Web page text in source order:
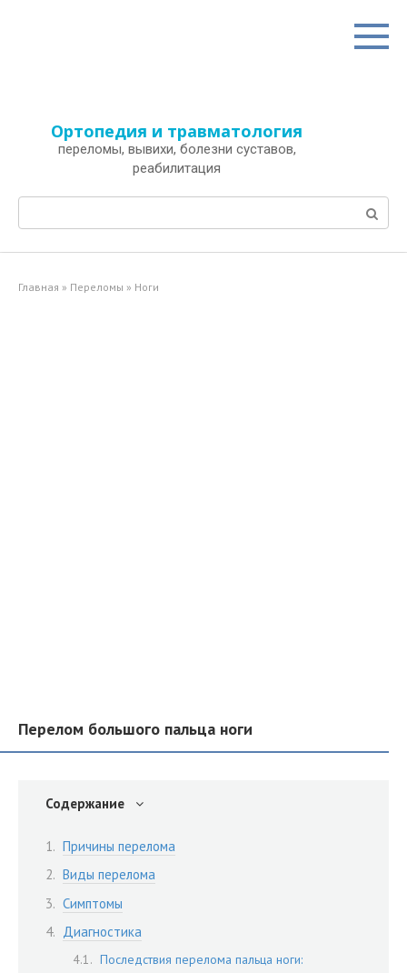
Ортопедия и травматология
переломы, вывихи, болезни суставов,
реабилитация
Поиск:
Главная » Переломы » Ноги
Перелом большого пальца ноги
Содержание
Причины перелома
Виды перелома
Симптомы
Диагностика
Последствия перелома пальца ноги: